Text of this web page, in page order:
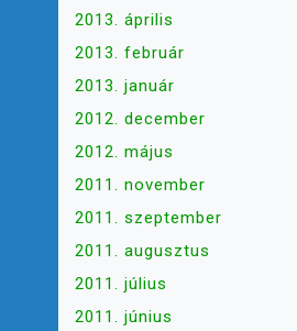
2013. április
2013. február
2013. január
2012. december
2012. május
2011. november
2011. szeptember
2011. augusztus
2011. július
2011. június